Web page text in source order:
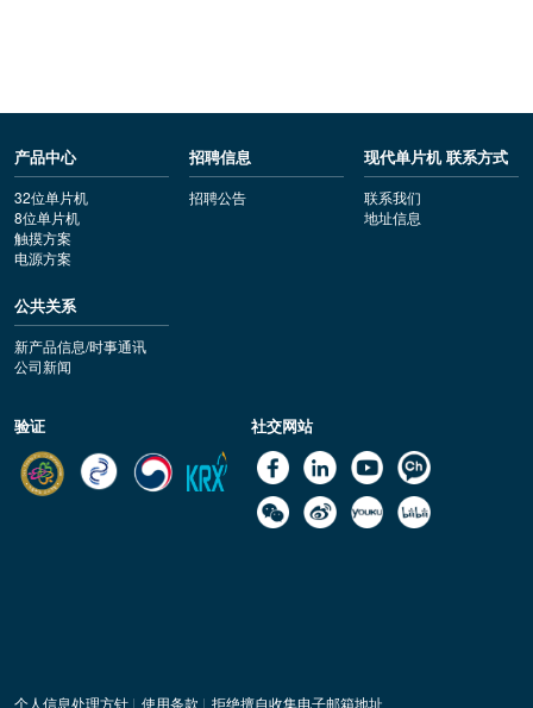
产品中心
32位单片机
8位单片机
触摸方案
电源方案
招聘信息
招聘公告
现代单片机 联系方式
联系我们
地址信息
公共关系
新产品信息/时事通讯
公司新闻
验证 社交网站
个人信息处理方针| 使用条款 | 拒绝擅自收集电子邮箱地址